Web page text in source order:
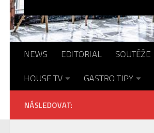
NEWS EDITORIAL SOUTĚŽE
HOUSE TV
GASTRO TIPY
NÁSLEDOVAT: